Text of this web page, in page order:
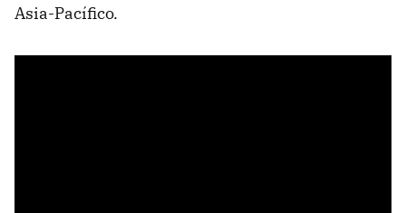
Asia-Pacífico.